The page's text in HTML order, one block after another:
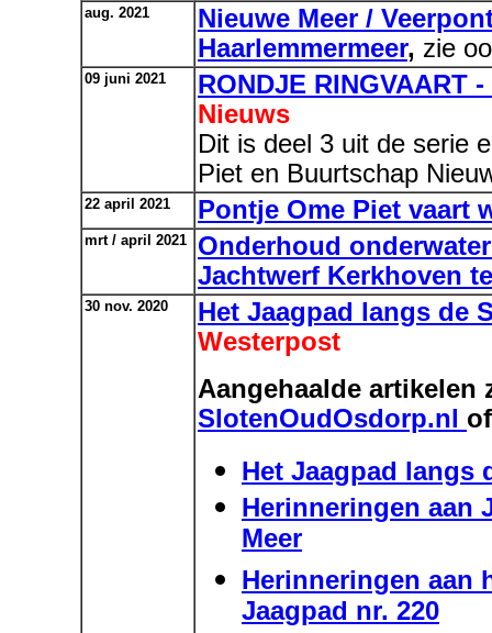
aug. 2021
Nieuwe Meer /
Haarlemmermeer, zie
09 juni 2021
RONDJE RINGVAART
Nieuws
Dit is deel 3 uit de serie
Piet en Buurtschap
22 april 2021 Pontje Ome Piet vaart
mrt / april 2021
Onderhoud
Jachtwerf Kerkhoven
30 nov. 2020
Het Jaagpad langs de
Westerpost
Aangehaalde artikelen
SlotenOudOsdorp.nl
Het Jaagpad langs
Herinneringen aan
Meer
Herinneringen aan
Jaagpad nr. 220